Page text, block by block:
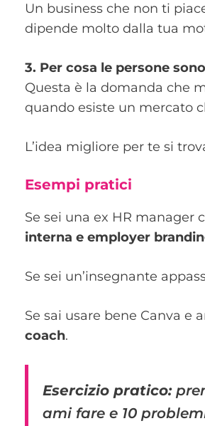
Un business che non ti
dipende molto dalla tua
3. Per cosa le persone
Questa è la domanda che
quando esiste un mercato
L’idea migliore per te si
Esempi pratici
Se sei una ex HR manager
interna e employer
Se sei un’insegnante
Se sai usare bene Canva e
coach.
Esercizio pratico:
ami fare e 10